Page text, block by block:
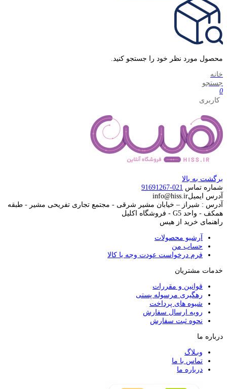
محصول مورد نظر خود را جستجو کنید.
خانه
جستجو
0
کاربری
برگشت به بالا
شماره تماس 021-91691267
آدرس ایمیلinfo@hiss.ir
آدرس : شیراز – خیابان مشیر شرقی - مجتمع تجاری تفریحی مشیر - طبقه
همکف - واحد G5 - فروشگاه اکلیل
راهنمای خرید از هیس
آرشیو محصولات
حساب من
فرم درخواست عودت وجه یا کالا
خدمات مشتریان
قوانین و مقررات
رهگیری مرسوله پستی
شیوه های پرداخت
رویه ارسال سفارش
نحوه ثبت سفارش
درباره ما
وبـلاگ
تماس با ما
درباره ما